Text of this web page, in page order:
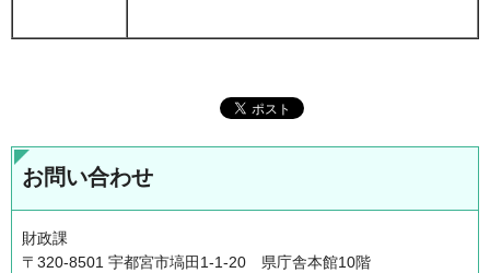
お問い合わせ
財政課
〒320-8501 宇都宮市塙田1-1-20 県庁舎本館10階